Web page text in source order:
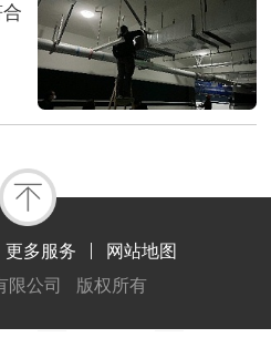
更多服务
网站地图
限公司
版权所有